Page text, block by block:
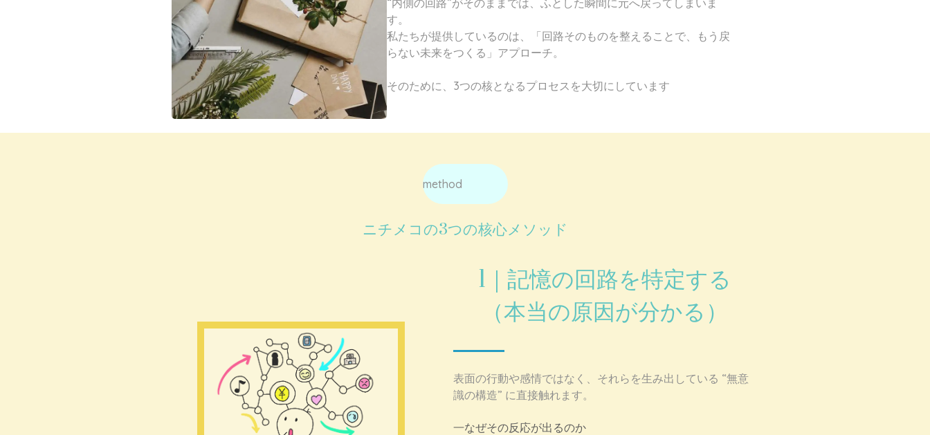
す。
私たちが提供しているのは、「回路そのものを整えることで、もう戻
らない未来をつくる」アプローチ。
そのために、3つの核となるプロセスを大切にしています
method
ニチメコの3つの核心メソッド
1｜記憶の回路を特定する
（本当の原因が分かる）
表面の行動や感情ではなく、 それらを生み出している “無意
識の構造” に直接触れます。
なぜその反応が出るのか